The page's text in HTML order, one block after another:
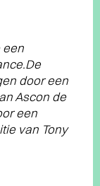
een
door een
Ascon de
een
van Tony